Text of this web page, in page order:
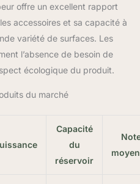
offre un excellent rapport
accessoires et sa capacité à
variété de surfaces. Les
l’absence de besoin de
écologique du produit.
du marché
Capacité
du
réservoir